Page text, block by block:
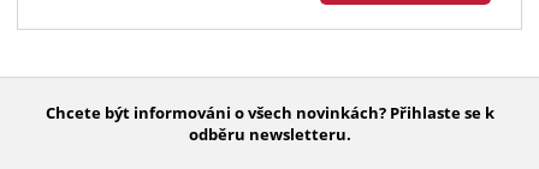
Chcete být informováni o všech novinkách? Přihlaste se k
odběru newsletteru.